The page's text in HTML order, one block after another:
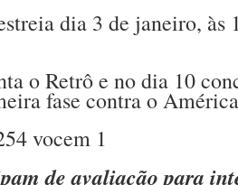
dia 3 de janeiro, às
o Retrô e no dia 10
fase contra o
de avaliação para